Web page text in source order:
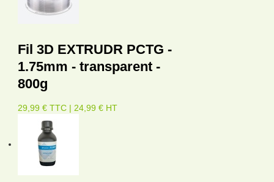
Fil 3D EXTRUDR PCTG -
1.75mm - transparent -
800g
29,99 € TTC | 24,99 € HT